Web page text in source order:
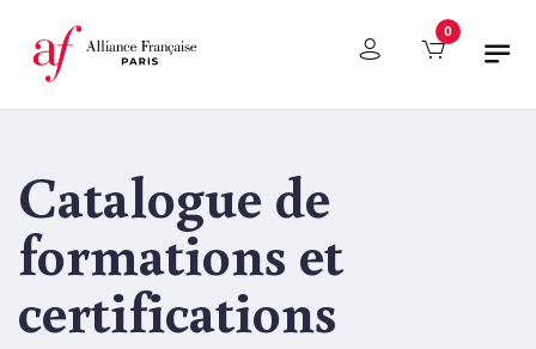
Panneau de gestion des cookies 0
Catalogue de
formations et
certifications